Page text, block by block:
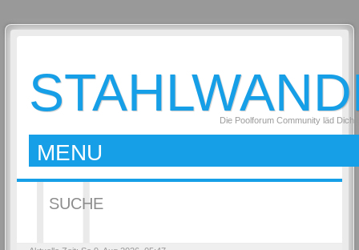
Die Poolforum Community läd Dich
MENU
SUCHE